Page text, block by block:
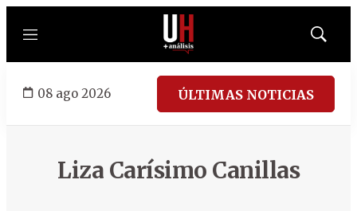
Menú
Mostrar
08 ago 2026 ÚLTIMAS NOTICIAS
Liza Carísimo Canillas